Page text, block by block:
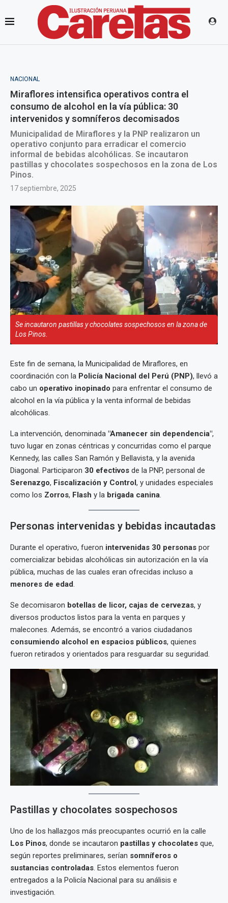
NACIONAL
Miraflores intensifica operativos contra el
consumo de alcohol en la vía pública: 30
intervenidos y somníferos decomisados
Municipalidad de Miraflores y la PNP realizaron un
operativo conjunto para erradicar el comercio
informal de bebidas alcohólicas. Se incautaron
pastillas y chocolates sospechosos en la zona de Los
Pinos.
17 septiembre, 2025
Se incautaron pastillas y chocolates sospechosos en la zona de
Los Pinos.
Este fin de semana, la Municipalidad de Miraflores, en
coordinación con la Policía Nacional del Perú (PNP), llevó a
cabo un operativo inopinado para enfrentar el consumo de
alcohol en la vía pública y la venta informal de bebidas
alcohólicas.
La intervención, denominada "Amanecer sin dependencia",
tuvo lugar en zonas céntricas y concurridas como el parque
Kennedy, las calles San Ramón y Bellavista, y la avenida
Diagonal. Participaron 30 efectivos de la PNP, personal de
Serenazgo, Fiscalización y Control, y unidades especiales
como los Zorros, Flash y la brigada canina.
Personas intervenidas y bebidas incautadas
Durante el operativo, fueron intervenidas 30 personas por
comercializar bebidas alcohólicas sin autorización en la vía
pública, muchas de las cuales eran ofrecidas incluso a
menores de edad.
Se decomisaron botellas de licor, cajas de cervezas, y
diversos productos listos para la venta en parques y
malecones. Además, se encontró a varios ciudadanos
consumiendo alcohol en espacios públicos, quienes
fueron retirados y orientados para resguardar su seguridad.
Pastillas y chocolates sospechosos
Uno de los hallazgos más preocupantes ocurrió en la calle
Los Pinos, donde se incautaron pastillas y chocolates que,
según reportes preliminares, serían somníferos o
sustancias controladas. Estos elementos fueron
entregados a la Policía Nacional para su análisis e
investigación.